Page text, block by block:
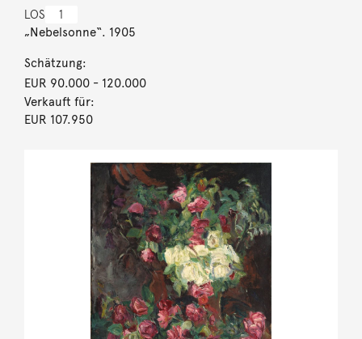
LOS 1
„Nebelsonne“. 1905
Schätzung:
EUR 90.000- 120.000
Verkauft für:
EUR 107.950